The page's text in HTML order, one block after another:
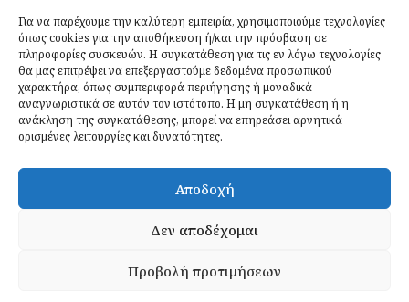
Για να παρέχουμε την καλύτερη εμπειρία, χρησιμοποιούμε τεχνολογίες
όπως cookies για την αποθήκευση ή/και την πρόσβαση σε
πληροφορίες συσκευών. Η συγκατάθεση για τις εν λόγω τεχνολογίες
θα μας επιτρέψει να επεξεργαστούμε δεδομένα προσωπικού
χαρακτήρα, όπως συμπεριφορά περιήγησης ή μοναδικά
αναγνωριστικά σε αυτόν τον ιστότοπο. Η μη συγκατάθεση ή η
ανάκληση της συγκατάθεσης, μπορεί να επηρεάσει αρνητικά
ορισμένες λειτουργίες και δυνατότητες.
Αποδοχή
Δεν αποδέχομαι
Προβολή προτιμήσεων
Ιδανικές Τροφές 2 Απριλίου 2026
Εγγραφείτε
ΕΓΓΡΑΦΉ
Έχω διαβάσει και δέχομαι τηνπολιτική απορρήτου